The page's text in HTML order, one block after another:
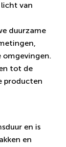
van
duurzame
omgevingen.
tot de
producten
en is
en